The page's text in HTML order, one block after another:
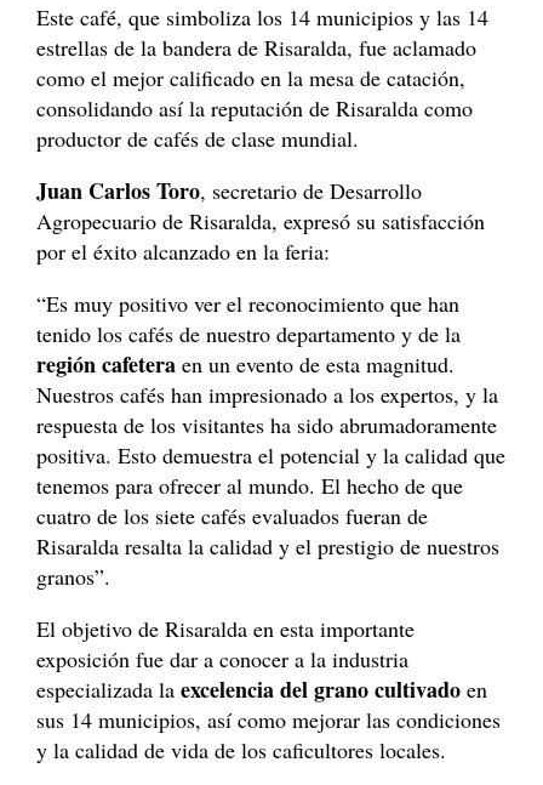
Este café, que simboliza los 14 municipios y las 14
estrellas de la bandera de Risaralda, fue aclamado
como el mejor calificado en la mesa de catación,
consolidando así la reputación de Risaralda como
productor de cafés de clase mundial.
Juan Carlos Toro, secretario de Desarrollo
Agropecuario de Risaralda, expresó su satisfacción
por el éxito alcanzado en la feria:
“Es muy positivo ver el reconocimiento que han
tenido los cafés de nuestro departamento y de la
región cafeteraen un evento de esta magnitud.
Nuestros cafés han impresionado a los expertos, y la
respuesta de los visitantes ha sido abrumadoramente
positiva. Esto demuestra el potencial y la calidad que
tenemos para ofrecer al mundo. El hecho de que
cuatro de los siete cafés evaluados fueran de
Risaralda resalta la calidad y el prestigio de nuestros
granos”.
El objetivo de Risaralda en esta importante
exposición fue dar a conocer a la industria
especializada laexcelencia del grano cultivado en
sus 14 municipios, así como mejorar las condiciones
y la calidad de vida de los caficultores locales.